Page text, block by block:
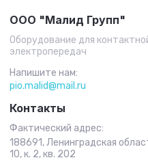
ООО "Малид Групп"
Оборудование для
электропередач
Напишите нам:
pio.malid@mail.ru
Контакты
Фактический адрес:
188691, Ленинградская
10, к. 2, кв. 202